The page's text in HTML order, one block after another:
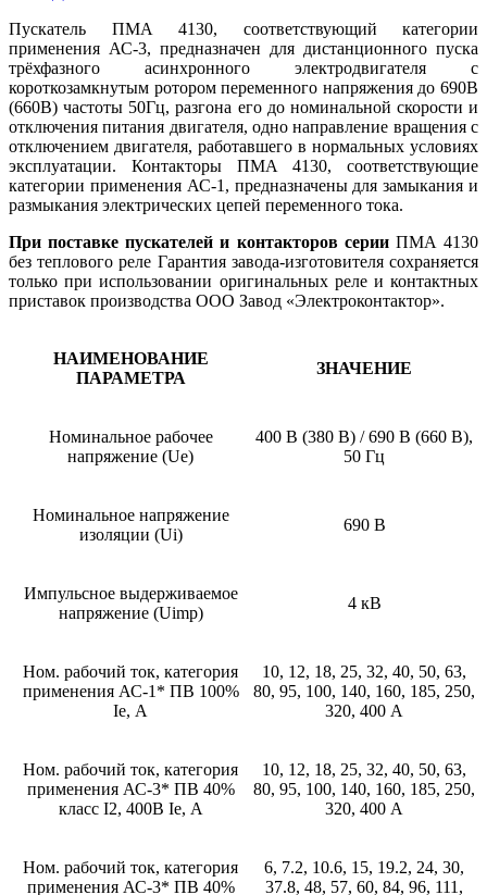
Пускатель ПМА 4130, соответствующий категории
применения АС-3, предназначен для дистанционного пуска
трёхфазного асинхронного электродвигателя с
короткозамкнутым ротором переменного напряжения до 690В
(660В) частоты 50Гц, разгона его до номинальной скорости и
отключения питания двигателя, одно направление вращения с
отключением двигателя, работавшего в нормальных условиях
эксплуатации. Контакторы ПМА 4130, соответствующие
категории применения АС-1, предназначены для замыкания и
размыкания электрических цепей переменного тока.
При поставке пускателей и контакторов серии ПМА 4130
без теплового реле Гарантия завода-изготовителя сохраняется
только при использовании оригинальных реле и контактных
приставок производства ООО Завод «Электроконтактор».
НАИМЕНОВАНИЕ
ПАРАМЕТРА
ЗНАЧЕНИЕ
Номинальное рабочее
напряжение (Ue)
400 В (380 В) / 690 В (660 В),
50 Гц
Номинальное напряжение
изоляции (Ui)
690 В
Импульсное выдерживаемое
напряжение (Uimp)
4 кВ
Ном. рабочий ток, категория
применения АС-1* ПВ 100%
Ie, А
10, 12, 18, 25, 32, 40, 50, 63,
80, 95, 100, 140, 160, 185, 250,
320, 400 А
Ном. рабочий ток, категория
применения АС-3* ПВ 40%
класс I2, 400В Ie, А
10, 12, 18, 25, 32, 40, 50, 63,
80, 95, 100, 140, 160, 185, 250,
320, 400 А
Ном. рабочий ток, категория
применения АС-3* ПВ 40%
6, 7.2, 10.6, 15, 19.2, 24, 30,
37.8, 48, 57, 60, 84, 96, 111,